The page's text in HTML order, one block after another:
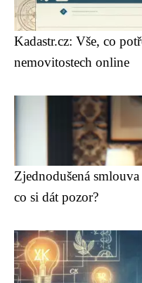
Kadastr.cz: Vše, co
nemovitostech online
Zjednodušená
co si dát pozor?